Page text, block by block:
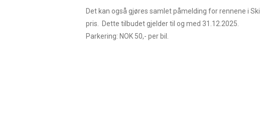
Det kan også gjøres samlet påmelding for rennene i
pris. Dette tilbudet gjelder til og med 31.12.2025.
Parkering: NOK 50,- per bil.